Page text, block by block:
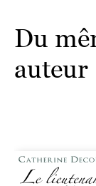
Du
auteur